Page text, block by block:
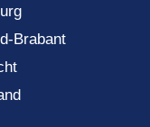
Brabant